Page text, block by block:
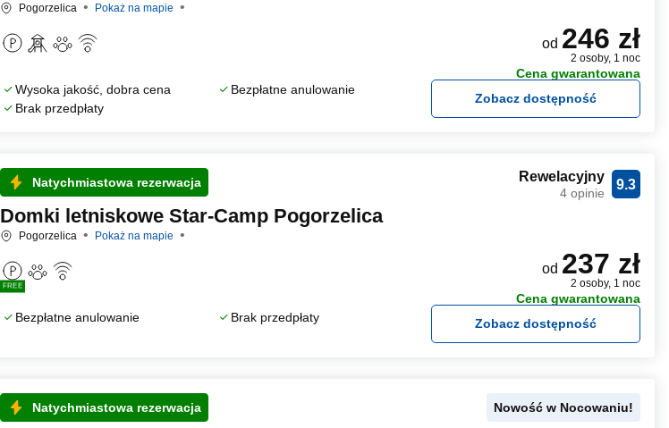
Pogorzelica Pokaż na mapie
Wysoka jakość, dobra cena
Bezpłatne anulowanie
Brak przedpłaty
od 246 zł
2 osoby, 1 noc
Cena gwarantowana
Zobacz dostępność
Natychmiastowa rezerwacja
Domki letniskowe Star-Camp Pogorzelica
Pogorzelica Pokaż na mapie
FREE
Bezpłatne anulowanie Brak przedpłaty
9.3
Rewelacyjny
4 opinie
od 237 zł
2 osoby, 1 noc
Cena gwarantowana
Zobacz dostępność
Natychmiastowa rezerwacja Nowość w Nocowaniu!